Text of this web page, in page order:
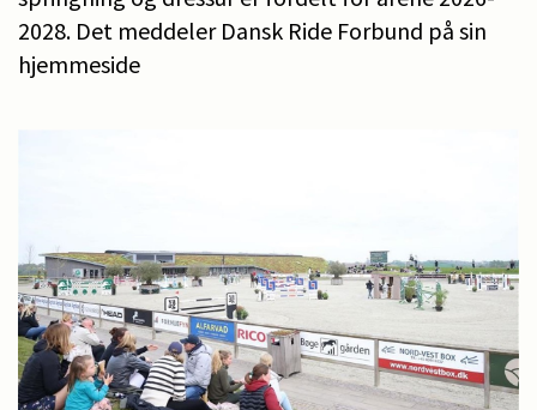
2028. Det meddeler Dansk Ride Forbund på sin
hjemmeside